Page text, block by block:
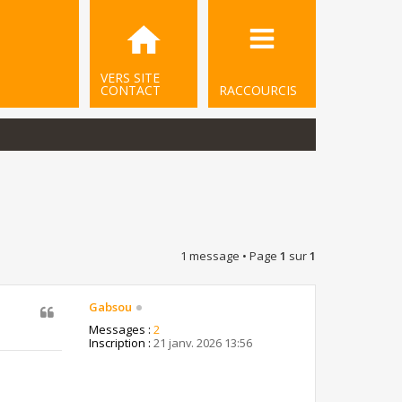
RACCOURCIS
VERS SITE
CONTACT
1 message • Page 1 sur1
Gabsou
Messages : 2
Inscription : 21 janv. 2026 13:56